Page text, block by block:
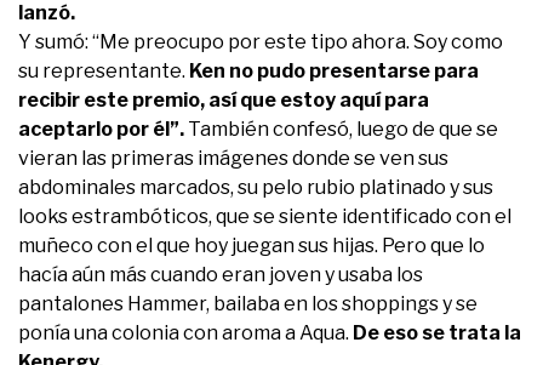
lanzó.
Y sumó: “Me preocupo por este tipo ahora. Soy como
su representante. Ken no pudo presentarse para
recibir este premio, así que estoy aquí para
aceptarlo por él”. También confesó, luego de que se
vieran las primeras imágenes donde se ven sus
abdominales marcados, su pelo rubio platinado y sus
looks estrambóticos, que se siente identificado con el
muñeco con el que hoy juegan sus hijas. Pero que lo
hacía aún más cuando eran joven y usaba los
pantalones Hammer, bailaba en los shoppings y se
ponía una colonia con aroma a Aqua. De eso se trata la